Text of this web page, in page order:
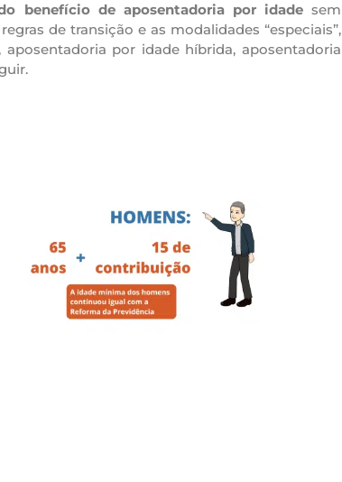
benefício de aposentadoria por idadesem
de transição e as modalidades “especiais”,
por idade híbrida, aposentadoria